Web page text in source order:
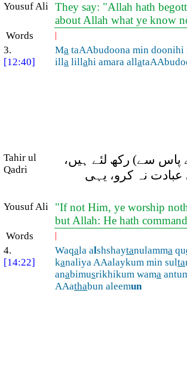
Yousuf Ali They say: "Allah hath
about Allah what ye know
Words |
3.
[12:40]
Ma taAAbudoona min
illa lillahi amara alla
Tahir ul
Qadri
پاس سے) رکھ لئے ہیں،
نہ کرو، یہی
Yousuf Ali
"If not Him, ye worship
but Allah: He hath
Words |
4.
[14:22]
Waqala alshshaytanulamma qu
kanaliya AAalaykum min sulta
anabimusrikhikum wama
AAathabun aleemun